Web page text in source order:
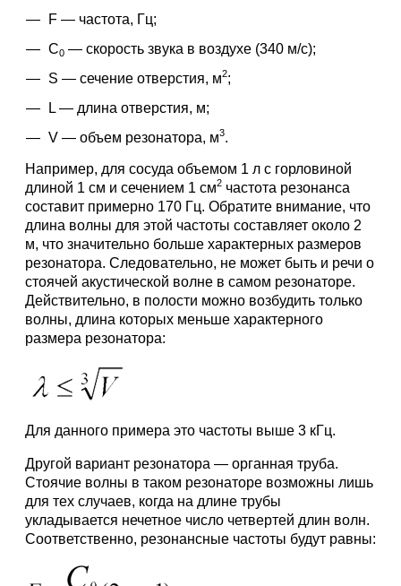
F — частота, Гц;
C0— скорость звука в воздухе (340 м/с);
S — сечение отверстия, м2;
L — длина отверстия, м;
V — объем резонатора, м3.
Например, для сосуда объемом 1 л с горловиной
длиной 1 см и сечением 1 см2 частота резонанса
составит примерно 170 Гц. Обратите внимание, что
длина волны для этой частоты составляет около 2
м, что значительно больше характерных размеров
резонатора. Следовательно, не может быть и речи о
стоячей акустической волне в самом резонаторе.
Действительно, в полости можно возбудить только
волны, длина которых меньше характерного
размера резонатора:
Для данного примера это частоты выше 3 кГц.
Другой вариант резонатора — органная труба.
Стоячие волны в таком резонаторе возможны лишь
для тех случаев, когда на длине трубы
укладывается нечетное число четвертей длин волн.
Соответственно, резонансные частоты будут равны: